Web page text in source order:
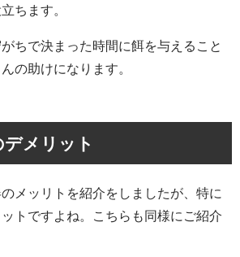
ちます。
ちで決まった時間に餌を与えること
の助けになります。
デメリット
メッリトを紹介をしましたが、特に
トですよね。こちらも同様にご紹介